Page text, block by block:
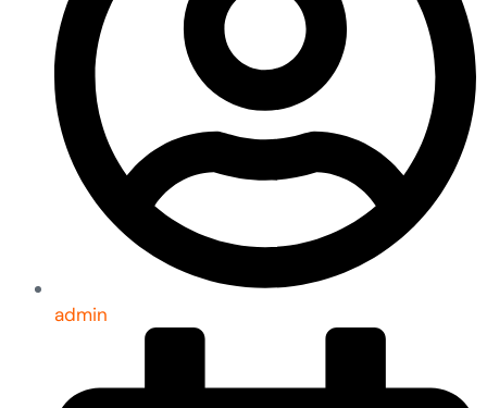
admin